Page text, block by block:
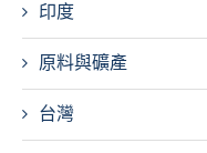
印度
原料與礦產
台灣